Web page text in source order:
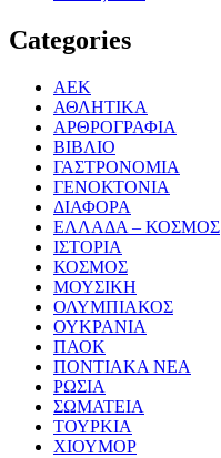
Categories
ΑΕΚ
ΑΘΛΗΤΙΚΑ
ΑΡΘΡΟΓΡΑΦΙΑ
ΒΙΒΛΙΟ
ΓΑΣΤΡΟΝΟΜΙΑ
ΓΕΝΟΚΤΟΝΙΑ
ΔΙΑΦΟΡΑ
ΕΛΛΑΔΑ – ΚΟΣΜΟΣ
ΙΣΤΟΡΙΑ
ΚΟΣΜΟΣ
ΜΟΥΣΙΚΗ
ΟΛΥΜΠΙΑΚΟΣ
ΟΥΚΡΑΝΙΑ
ΠΑΟΚ
ΠΟΝΤΙΑΚΑ ΝΕΑ
ΡΩΣΙΑ
ΣΩΜΑΤΕΙΑ
ΤΟΥΡΚΙΑ
ΧΙΟΥΜΟΡ